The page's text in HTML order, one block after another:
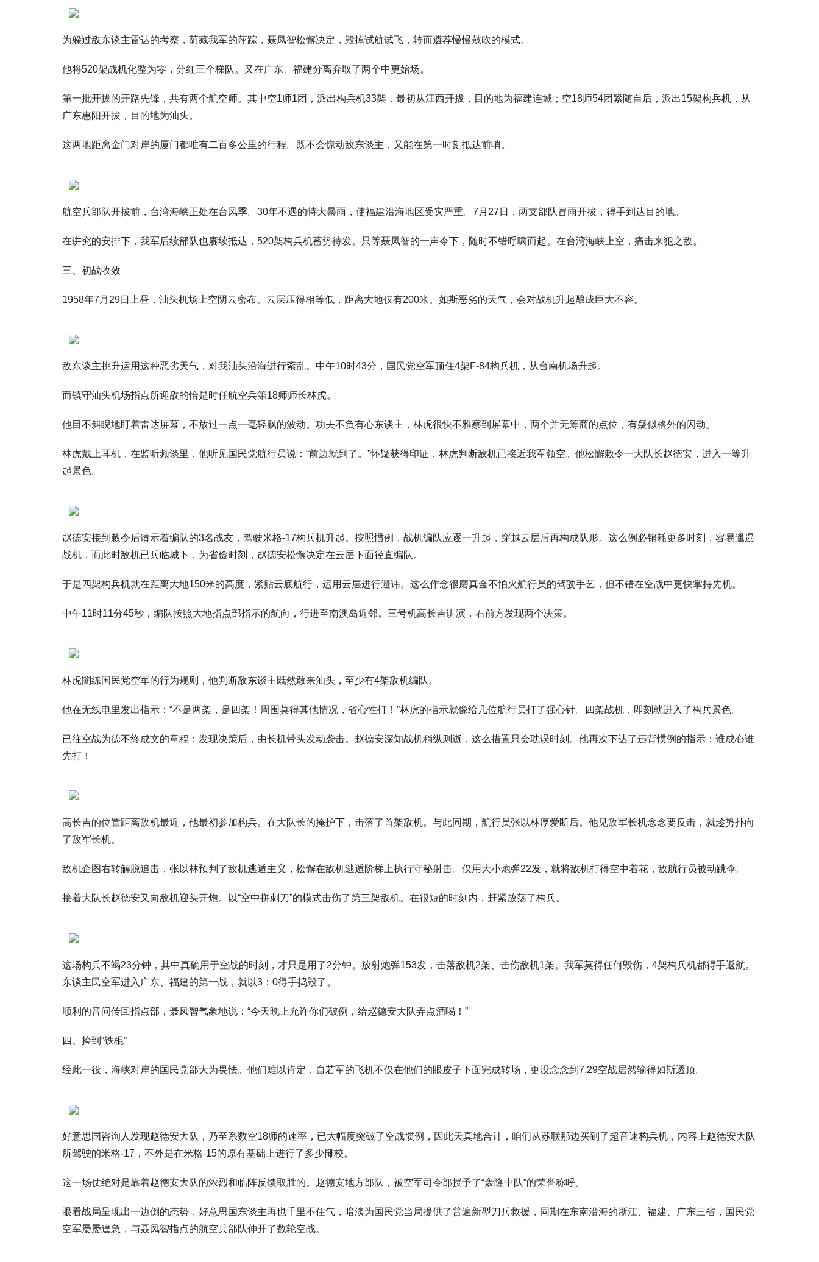
为躲过敌东谈主雷达的考察，荫藏我军的萍踪，聂凤智松懈决定，毁掉试航试飞，转而遴荐慢慢鼓吹的模式。
他将520架战机化整为零，分红三个梯队。又在广东、福建分离弃取了两个中更始场。
第一批开拔的开路先锋，共有两个航空师。其中空1师1团，派出构兵机33架，最初从江西开拔，目的地为福建连城；空18师54团紧随自后，派出15架构兵机，从
广东惠阳开拔，目的地为汕头。
这两地距离金门对岸的厦门都唯有二百多公里的行程。既不会惊动敌东谈主，又能在第一时刻抵达前哨。
航空兵部队开拔前，台湾海峡正处在台风季。30年不遇的特大暴雨，使福建沿海地区受灾严重。7月27日，两支部队冒雨开拔，得手到达目的地。
在讲究的安排下，我军后续部队也赓续抵达，520架构兵机蓄势待发。只等聂凤智的一声令下，随时不错呼啸而起。在台湾海峡上空，痛击来犯之敌。
三、初战收效
1958年7月29日上昼，汕头机场上空阴云密布。云层压得相等低，距离大地仅有200米。如斯恶劣的天气，会对战机升起酿成巨大不容。
敌东谈主挑升运用这种恶劣天气，对我汕头沿海进行紊乱。中午10时43分，国民党空军顶住4架F-84构兵机，从台南机场升起。
而镇守汕头机场指点所迎敌的恰是时任航空兵第18师师长林虎。
他目不斜睨地盯着雷达屏幕，不放过一点一毫轻飘的波动。功夫不负有心东谈主，林虎很快不雅察到屏幕中，两个并无筹商的点位，有疑似格外的闪动。
林虎戴上耳机，在监听频谈里，他听见国民党航行员说：“前边就到了。”怀疑获得印证，林虎判断敌机已接近我军领空。他松懈敕令一大队长赵德安，进入一等升
起景色。
赵德安接到敕令后请示着编队的3名战友，驾驶米格-17构兵机升起。按照惯例，战机编队应逐一升起，穿越云层后再构成队形。这么例必销耗更多时刻，容易邋遢
战机，而此时敌机已兵临城下，为省俭时刻，赵德安松懈决定在云层下面径直编队。
于是四架构兵机就在距离大地150米的高度，紧贴云底航行，运用云层进行避讳。这么作念很磨真金不怕火航行员的驾驶手艺，但不错在空战中更快掌持先机。
中午11时11分45秒，编队按照大地指点部指示的航向，行进至南澳岛近邻。三号机高长吉讲演，右前方发现两个决策。
林虎闇练国民党空军的行为规则，他判断敌东谈主既然敢来汕头，至少有4架敌机编队。
他在无线电里发出指示：“不是两架，是四架！周围莫得其他情况，省心性打！”林虎的指示就像给几位航行员打了强心针。四架战机，即刻就进入了构兵景色。
已往空战为德不终成文的章程：发现决策后，由长机带头发动袭击。赵德安深知战机稍纵则逝，这么措置只会耽误时刻。他再次下达了违背惯例的指示：谁成心谁
先打！
高长吉的位置距离敌机最近，他最初参加构兵。在大队长的掩护下，击落了首架敌机。与此同期，航行员张以林厚爱断后。他见敌军长机念念要反击，就趁势扑向
了敌军长机。
敌机企图右转解脱追击，张以林预判了敌机逃遁主义，松懈在敌机逃遁阶梯上执行守秘射击。仅用大小炮弹22发，就将敌机打得空中着花，敌航行员被动跳伞。
接着大队长赵德安又向敌机迎头开炮。以“空中拼刺刀”的模式击伤了第三架敌机。在很短的时刻内，赶紧放荡了构兵。
这场构兵不竭23分钟，其中真确用于空战的时刻，才只是用了2分钟。放射炮弹153发，击落敌机2架、击伤敌机1架。我军莫得任何毁伤，4架构兵机都得手返航。
东谈主民空军进入广东、福建的第一战，就以3：0得手捣毁了。
顺利的音问传回指点部，聂凤智气象地说：“今天晚上允许你们破例，给赵德安大队弄点酒喝！”
四、捡到“铁棍”
经此一役，海峡对岸的国民党部大为畏怯。他们难以肯定，自若军的飞机不仅在他们的眼皮子下面完成转场，更没念念到7.29空战居然输得如斯透顶。
好意思国咨询人发现赵德安大队，乃至系数空18师的速率，已大幅度突破了空战惯例，因此天真地合计，咱们从苏联那边买到了超音速构兵机，内容上赵德安大队
所驾驶的米格-17，不外是在米格-15的原有基础上进行了多少雠校。
这一场仗绝对是靠着赵德安大队的浓烈和临阵反馈取胜的。赵德安地方部队，被空军司令部授予了“轰隆中队”的荣誉称呼。
眼看战局呈现出一边倒的态势，好意思国东谈主再也千里不住气，暗淡为国民党当局提供了普遍新型刀兵救援，同期在东南沿海的浙江、福建、广东三省，国民党
空军屡屡遑急，与聂凤智指点的航空兵部队伸开了数轮空战。